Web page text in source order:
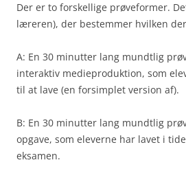
Der er to forskellige prøveformer.
læreren), der bestemmer hvilken
A: En 30 minutter lang mundtlig
interaktiv medieproduktion, som
til at lave (en forsimplet version af).
B: En 30 minutter lang mundtlig
opgave, som eleverne har lavet i
eksamen.